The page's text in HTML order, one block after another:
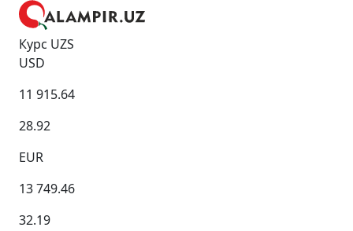
Курс UZS
USD
11 915.64
28.92
EUR
13 749.46
32.19